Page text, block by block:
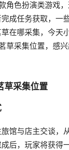
角色扮演类游戏
成任务获取，一
在哪采集，今天
草采集位置，感
草采集位置
馆与店主交谈，
后，玩家将获得